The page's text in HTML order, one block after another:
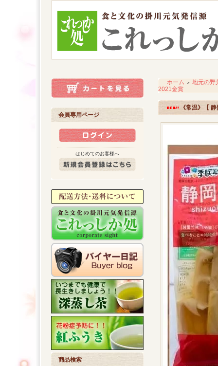
会員専用ページ
はじめてのお客様へ
商品検索
ホーム ＞ 地元の野
2021金賞
《常温》【